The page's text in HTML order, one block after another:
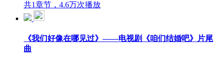
共1章节，4.6万次播放
《我们好像在哪见过》——电视剧《咱们结婚吧》片尾
曲